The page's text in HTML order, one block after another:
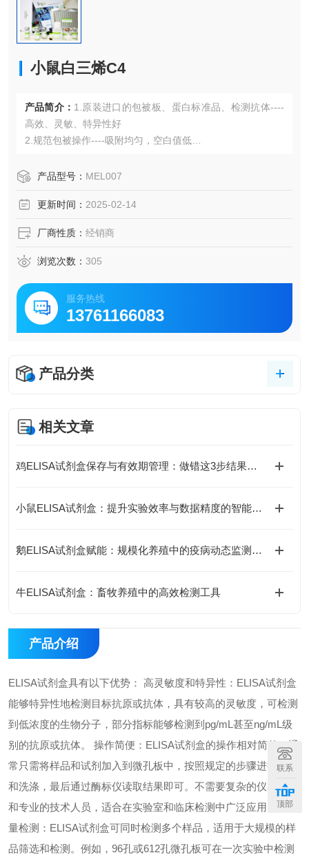
小鼠白三烯C4
产品简介： 1.原装进口的包被板、蛋白标准品、检测抗体----
高效、灵敏、特异性好
2.规范包被操作----吸附均匀，空白值低
4.适用于血浆、血清、组织匀浆液、细胞培养上清液、尿液、
5.可检测动物类型丰富：人、猴、大鼠、小鼠、兔、猪、犬、
6.检测指标齐全：炎症因子、血管生成素、动脉粥样硬化因
子、趋化因子、生长因子、基质金属蛋白酶、脂肪因子等。
产品型号： MEL007
更新时间： 2025-02-14
厂商性质： 经销商
浏览次数： 305
服务热线
13761166083
产品分类
相关文章
鸡ELISA试剂盒保存与有效期管理：做错这3步结果全废
小鼠ELISA试剂盒：提升实验效率与数据精度的智能方案
鹅ELISA试剂盒赋能：规模化养殖中的疫病动态监测体系
牛ELISA试剂盒：畜牧养殖中的高效检测工具
产品介绍
ELISA试剂盒具有以下优势： 高灵敏度和特异性：ELISA试剂盒
能够特异性地检测目标抗原或抗体，具有较高的灵敏度，可检测
到低浓度的生物分子，部分指标能够检测到pg/mL甚至ng/mL级
别的抗原或抗体。 操作简便：ELISA试剂盒的操作相对简单，通
常只需将样品和试剂加入到微孔板中，按照规定的步骤进行孵育
和洗涤，最后通过酶标仪读取结果即可。不需要复杂的仪器设备
和专业的技术人员，适合在实验室和临床检测中广泛应用。 高通
量检测：ELISA试剂盒可同时检测多个样品，适用于大规模的样
品筛选和检测。例如，96孔或612孔微孔板可在一次实验中检测
联系
顶部